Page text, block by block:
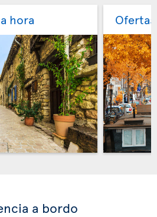
hora
a bordo